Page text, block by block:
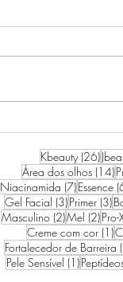
Kbeauty (26)26
Área dos olhos (14)
Niacinamida (7)7 posts
Essence
Gel Facial (3)3 posts
Primer (3)3
Masculino (2)2 posts
Mel (2)2Pro-
Creme com cor (1)1
Fortalecedor de Barreira
Pele Sensível (1)1 post